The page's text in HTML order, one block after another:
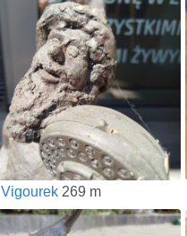
Vigourek 269 m